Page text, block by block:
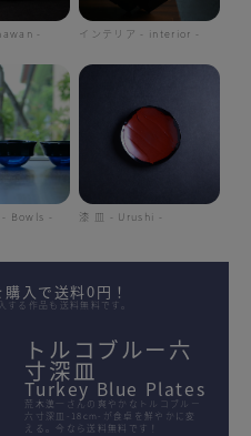
- インテリア - interior -
- Bowls - 漆 皿 - Urushi -
入で送料0円！
する作品も送料無料です。
トルコブルー六
寸深皿
Turkey Blue Plates
荒木漢一さんの爽やかなトルコブルー
六寸深皿-18cm-が食卓を鮮やかに変
える。今なら送料無料です！